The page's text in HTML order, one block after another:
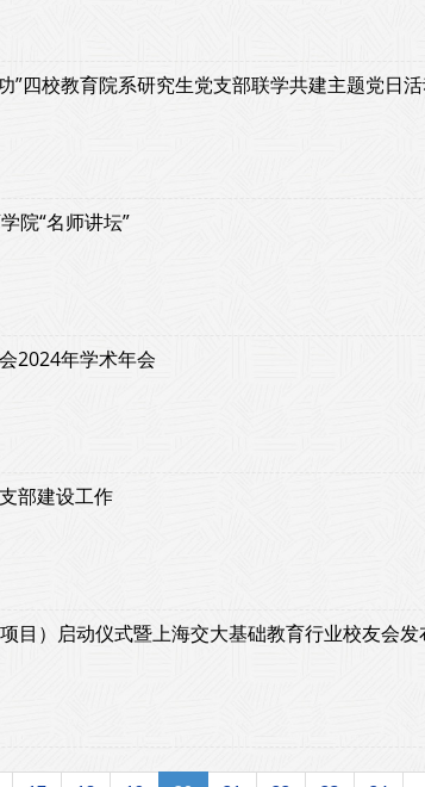
”四校教育院系研究生党支部联学共建主题党日
院“名师讲坛”
2024年学术年会
部建设工作
目）启动仪式暨上海交大基础教育行业校友会